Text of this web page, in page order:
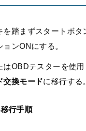
を踏まずスタートボタ
ョンONにする。
はOBDテスターを使用
交換モードに移行する。
行手順